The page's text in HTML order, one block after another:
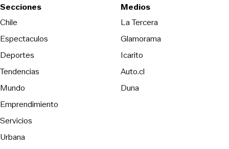
Secciones
Chile
Espectaculos
Deportes
Tendencias
Mundo
Emprendimiento
Servicios
Urbana
Medios
La Tercera
Glamorama
Icarito
Auto.cl
Duna